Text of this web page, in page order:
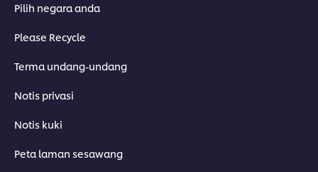
Pilih negara anda
Please Recycle
Terma undang-undang
Notis privasi
Notis kuki
Peta laman sesawang